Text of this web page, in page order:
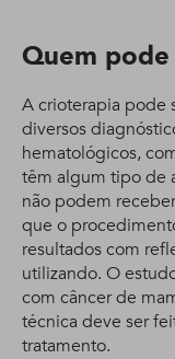
Quem
A crioterapia pode
diversos
hematológicos,
têm algum tipo de
não podem
que o
resultados com
utilizando. O
com câncer de
técnica deve ser
tratamento.